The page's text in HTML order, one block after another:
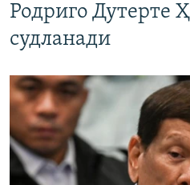
Родриго Дутерте
судланади